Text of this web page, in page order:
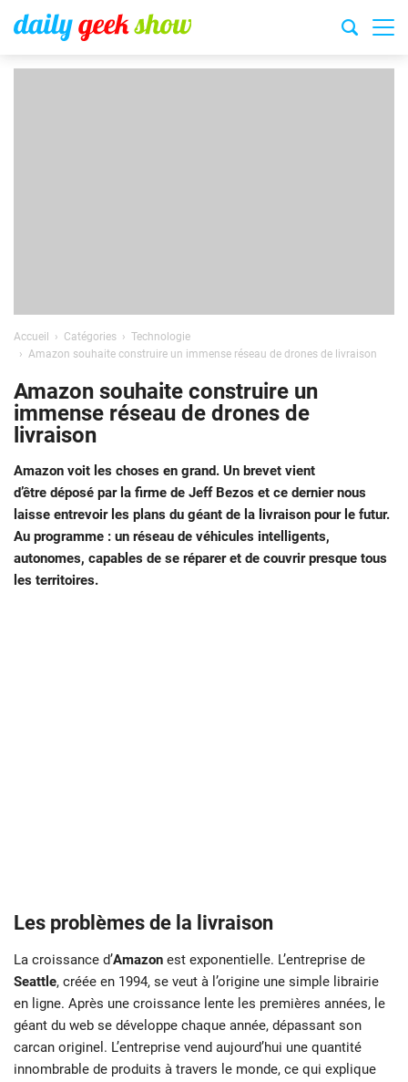
Accueil Catégories
Technologie
Amazon souhaite construire un immense réseau de drones de livraison
Amazon souhaite construire un
immense réseau de drones de
livraison
Amazon voit les choses en grand. Un brevet vient
d’être déposé par la firme de Jeff Bezos et ce dernier nous
laisse entrevoir les plans du géant de la livraison pour le futur.
Au programme : un réseau de véhicules intelligents,
autonomes, capables de se réparer et de couvrir presque tous
les territoires.
Les problèmes de la livraison
La croissance d’Amazon est exponentielle. L’entreprise de
Seattle, créée en 1994, se veut à l’origine une simple librairie
en ligne. Après une croissance lente les premières années, le
géant du web se développe chaque année, dépassant son
carcan originel. L’entreprise vend aujourd’hui une quantité
innombrable de produits à travers le monde, ce qui explique